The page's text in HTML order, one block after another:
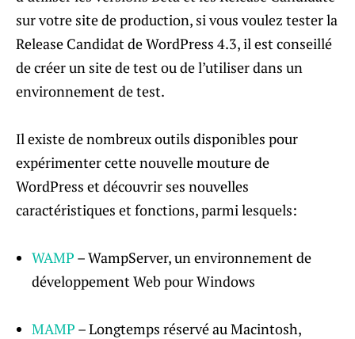
sur votre site de production, si vous voulez tester la
Release Candidat de WordPress 4.3, il est conseillé
de créer un site de test ou de l’utiliser dans un
environnement de test.
Il existe de nombreux outils disponibles pour
expérimenter cette nouvelle mouture de
WordPress et découvrir ses nouvelles
caractéristiques et fonctions, parmi lesquels:
WAMP – WampServer, un environnement de
développement Web pour Windows
MAMP – Longtemps réservé au Macintosh,